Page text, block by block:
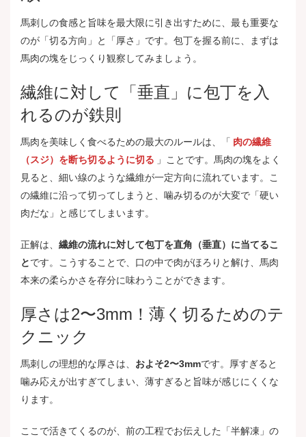
馬刺しの食感と旨味を最大限に引き出すために、最も重要な
のが「切る方向」と「厚さ」です。包丁を握る前に、まずは
馬肉の塊をじっくり観察してみましょう。
繊維に対して「垂直」に包丁を入
れるのが鉄則
馬肉を美味しく食べるための最大のルールは、「 肉の繊維
（スジ）を断ち切るように切る 」ことです。馬肉の塊をよく
見ると、細い線のような繊維が一定方向に流れています。こ
の繊維に沿って切ってしまうと、噛み切るのが大変で「硬い
肉だな」と感じてしまいます。
正解は、 繊維の流れに対して包丁を直角（垂直）に当てるこ
とです。こうすることで、口の中で肉がほろりと解け、馬肉
本来の柔らかさを存分に味わうことができます。
厚さは2〜3mm！薄く切るためのテ
クニック
馬刺しの理想的な厚さは、 およそ2〜3mmです。厚すぎると
噛み応えが出すぎてしまい、薄すぎると旨味が感じにくくな
ります。
ここで活きてくるのが、前の工程でお伝えした「半解凍」の